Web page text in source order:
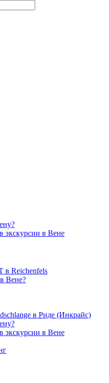
экскурсии в Вене
в Reichenfels
Вене?
в Риде (Инкрайс)
экскурсии в Вене